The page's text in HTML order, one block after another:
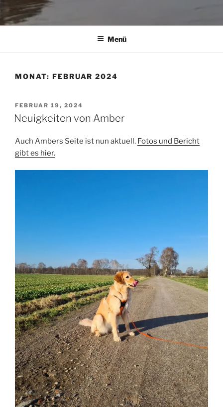
Menü
MONAT: FEBRUAR 2024
VERÖFFENTLICHT
AM
FEBRUAR 19, 2024
Neuigkeiten von Amber
Auch Ambers Seite ist nun aktuell. Fotos und Bericht
gibt es hier.